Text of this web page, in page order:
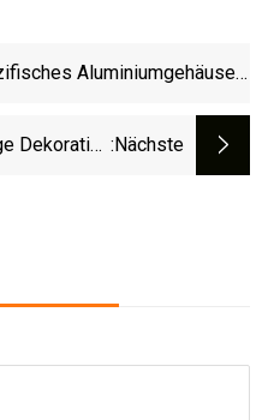
Aluminiumgehäuse,
Dekorative :nächste